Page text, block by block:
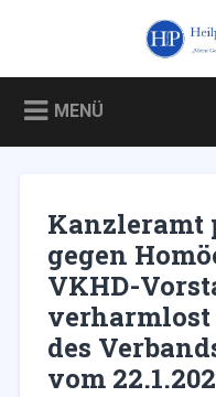
Blog über und für
MENÜ
Kanzleramt
gegen
VKHD-
verharmlost
des
vom